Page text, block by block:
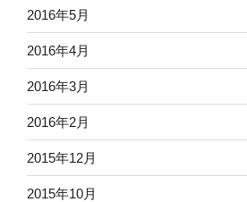
2016年5月
2016年4月
2016年3月
2016年2月
2015年12月
2015年10月